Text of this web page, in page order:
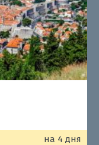
на 4 дня